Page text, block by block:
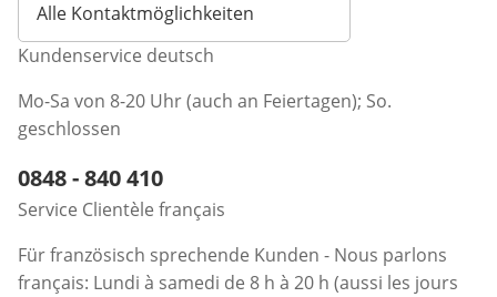
Alle Kontaktmöglichkeiten
Kundenservice deutsch
Mo-Sa von 8-20 Uhr (auch an Feiertagen); So.
geschlossen
Telefonnummer:
0848 - 840 410
Service Clientèle français
Für französisch sprechende Kunden - Nous parlons
français: Lundi à samedi de 8 h à 20 h (aussi les jours